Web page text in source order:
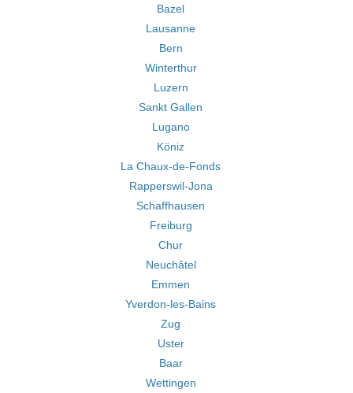
Bazel
Lausanne
Bern
Winterthur
Luzern
Sankt Gallen
Lugano
Köniz
La Chaux-de-Fonds
Rapperswil-Jona
Schaffhausen
Freiburg
Chur
Neuchâtel
Emmen
Yverdon-les-Bains
Zug
Uster
Baar
Wettingen